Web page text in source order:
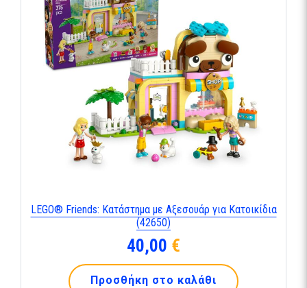
LEGO® Friends: Κατάστημα με Αξεσουάρ για Κατοικίδια
(42650)
40,00 €
Προσθήκη στο καλάθι